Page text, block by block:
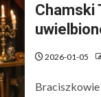
Chamski
2026-01-05
Braciszkowie